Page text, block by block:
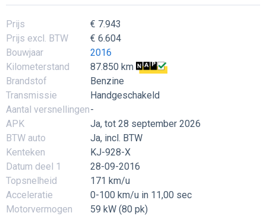
Prijs
€ 7.943
Prijs excl. BTW
€ 6.604
Bouwjaar
2016
Kilometerstand
87.850 km
Brandstof
Benzine
Transmissie
Handgeschakeld
Aantal versnellingen-
APK
Ja, tot 28 september 2026
BTW auto
Ja, incl. BTW
Kenteken
KJ-928-X
Datum deel 1
28-09-2016
Topsnelheid
171 km/u
Acceleratie
0-100 km/u in 11,00 sec
Motorvermogen
59 kW (80 pk)